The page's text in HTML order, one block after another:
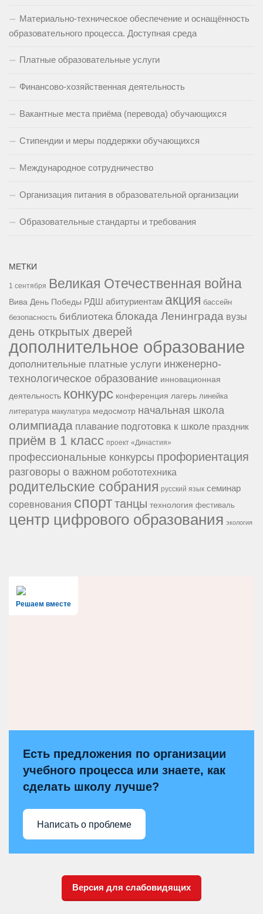
Материально-техническое обеспечение и оснащённость
образовательного процесса. Доступная среда
Платные образовательные услуги
Финансово-хозяйственная деятельность
Вакантные места приёма (перевода) обучающихся
Стипендии и меры поддержки обучающихся
Международное сотрудничество
Организация питания в образовательной организации
Образовательные стандарты и требования
МЕТКИ
1 сентября Великая Отечественная война
Вива День Победы РДШ абитуриентам акция бассейн
безопасность библиотека блокада Ленинграда вузы
день открытых дверей
дополнительное образование
дополнительные платные услуги инженерно-
технологическое образование инновационная
деятельность конкурс конференция лагерь линейка
литература макулатура медосмотр начальная школа
олимпиада плавание подготовка к школе праздник
приём в 1 класс проект «Династия»
профессиональные конкурсы профориентация
разговоры о важном робототехника
родительские собрания русский язык семинар
соревнования спорттанцы технология фестиваль
центр цифрового образования экология
Решаем вместе
Есть предложения по организации
учебного процесса или знаете, как
сделать школу лучше?
Написать о проблеме
Версия для слабовидящих